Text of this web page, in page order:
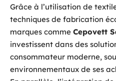
Grâce à l’utilisation de
techniques de fabrication
marques comme Cepovett
investissent dans des
consommateur moderne,
environnementaux de ses